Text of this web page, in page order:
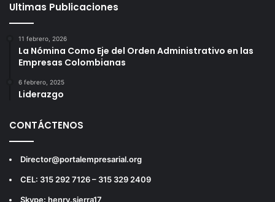
Ultimas Publicaciones
11 febrero, 2026
La Nómina Como Eje del Orden Administrativo en las
Empresas Colombianas
6 febrero, 2025
Liderazgo
CONTÁCTENOS
Director@portalempresarial.org
CEL: 315 292 7126 – 315 329 2409
Skype: henry.sierra17